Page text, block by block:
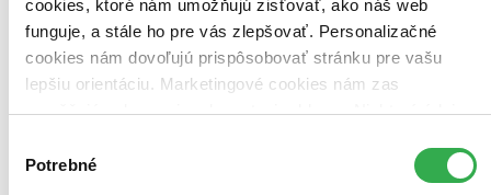
cookies, ktoré nám umožňujú zisťovať, ako náš web
funguje, a stále ho pre vás zlepšovať. Personalizačné
cookies nám dovoľujú prispôsobovať stránku pre vašu
lepšiu orientáciu. Marketingové cookies nám zas
umožňujú zobrazenie relevantnej reklamy. Niektoré údaje
keby sme mohli používať všetky tieto cookies. Ďakujeme!
súhlasu
Potrebné